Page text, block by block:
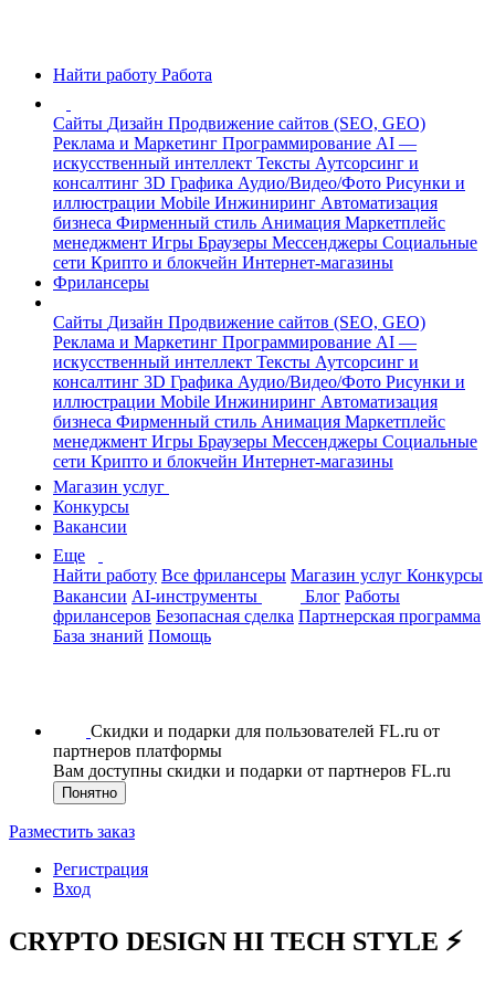
Найти работу Работа
Сайты Дизайн Продвижение сайтов (SEO, GEO)
Реклама и Маркетинг Программирование AI —
искусственный интеллект Тексты Аутсорсинг и
консалтинг 3D Графика Аудио/Видео/Фото Рисунки и
иллюстрации Mobile Инжиниринг Автоматизация
бизнеса Фирменный стиль Анимация Маркетплейс
менеджмент Игры Браузеры Мессенджеры Социальные
сети Крипто и блокчейн Интернет-магазины
Фрилансеры
Сайты Дизайн Продвижение сайтов (SEO, GEO)
Реклама и Маркетинг Программирование AI —
искусственный интеллект Тексты Аутсорсинг и
консалтинг 3D Графика Аудио/Видео/Фото Рисунки и
иллюстрации Mobile Инжиниринг Автоматизация
бизнеса Фирменный стиль Анимация Маркетплейс
менеджмент Игры Браузеры Мессенджеры Социальные
сети Крипто и блокчейн Интернет-магазины
Магазин услуг
Конкурсы
Вакансии
Еще
Найти работу Все фрилансеры Магазин услуг Конкурсы
Вакансии AI-инструменты Блог Работы
фрилансеров Безопасная сделка Партнерская программа
База знаний Помощь
Скидки и подарки для пользователей FL.ru от
партнеров платформы
Вам доступны скидки и подарки от партнеров FL.ru
Понятно
Разместить заказ
Регистрация
Вход
CRYPTO DESIGN HI TECH STYLE ⚡️